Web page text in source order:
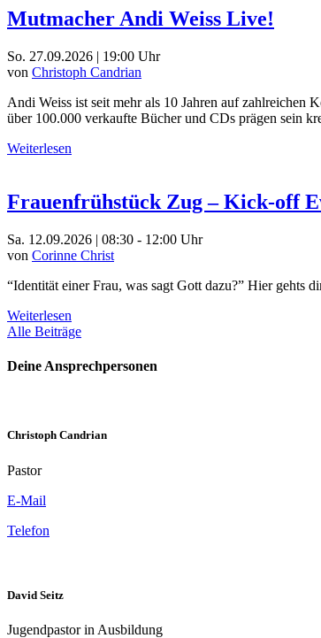
Mutmacher Andi Weiss Live!
So. 27.09.2026 | 19:00 Uhr
von Christoph Candrian
Andi Weiss ist seit mehr als 10 Jahren auf zahlreichen
über 100.000 verkaufte Bücher und CDs prägen sein
Weiterlesen
Frauenfrühstück Zug – Kick-off
Sa. 12.09.2026 | 08:30 - 12:00 Uhr
von Corinne Christ
“Identität einer Frau, was sagt Gott dazu?” Hier gehts
Weiterlesen
Alle Beiträge
Deine Ansprechpersonen
Christoph Candrian
Pastor
E-Mail
Telefon
David Seitz
Jugendpastor in Ausbildung